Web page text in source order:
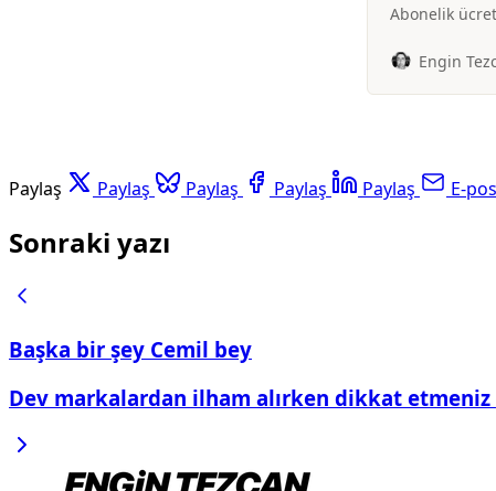
Abonelik
Engin
Paylaş Paylaş Paylaş Paylaş Paylaş E-
Sonraki yazı
Başka bir şey Cemil bey
Dev markalardan ilham alırken dikkat